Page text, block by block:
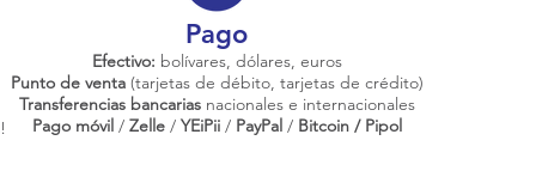
Pago
Efectivo: bolívares, dólares, euros
Punto de venta (tarjetas de débito, tarjetas de crédito)
Transferencias bancariasnacionales e internacionales
Pago móvil/ Zelle/ YEiPii/ PayPal / Bitcoin / Pipol